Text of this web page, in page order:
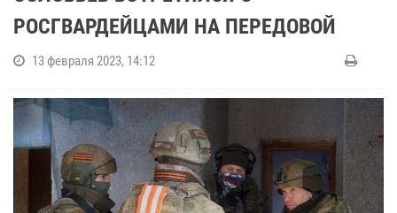
РОСГВАРДЕЙЦАМИ НА ПЕРЕДОВОЙ
13 февраля 2023, 14:12